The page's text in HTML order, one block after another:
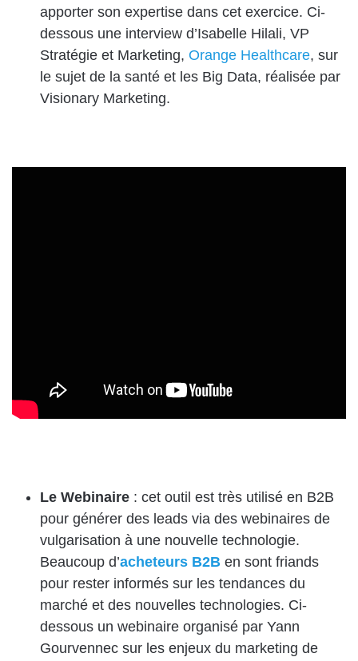
apporter son expertise dans cet exercice. Ci-
dessous une interview d’Isabelle Hilali, VP
Stratégie et Marketing, Orange Healthcare, sur
le sujet de la santé et les Big Data, réalisée par
Visionary Marketing.
Le Webinaire : cet outil est très utilisé en B2B
pour générer des leads via des webinaires de
vulgarisation à une nouvelle technologie.
Beaucoup d’acheteurs B2B en sont friands
pour rester informés sur les tendances du
marché et des nouvelles technologies. Ci-
dessous un webinaire organisé par Yann
Gourvennec sur les enjeux du marketing de